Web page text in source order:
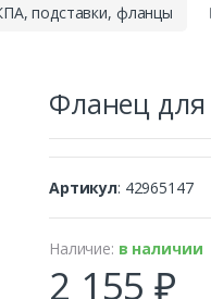
подставки, фланцы
Фланец для
Артикул: 42965147
Наличие: в наличии
2 155 ₽